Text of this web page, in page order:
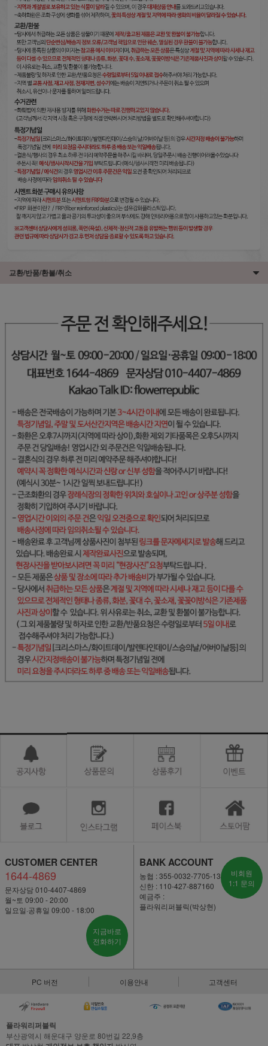
교환/반품/환불/취소
CUSTOMER CENTER
1644-4869
문자상담 010-4407-4869
월~토 09:00 - 20:00
일요일·공휴일 09:00 - 18:00
지금바로
전화하기
BANK ACCOUNT
농협 : 355-0032-7705-13
신한 : 110-427-887160
예금주 :
플라워리퍼블릭(박상현)
비회원
1:1 문의
PC 버전 이용안내 고객센터
플라워리퍼블릭
부산광역시 해운대구 양운로 80번길 22,9층